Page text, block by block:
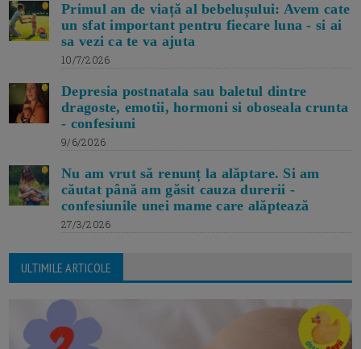
Primul an de viață al bebelușului: Avem cate
un sfat important pentru fiecare luna - si ai
sa vezi ca te va ajuta
10/7/2026
Depresia postnatala sau baletul dintre
dragoste, emotii, hormoni si oboseala crunta
- confesiuni
9/6/2026
Nu am vrut să renunț la alăptare. Si am
căutat până am găsit cauza durerii -
confesiunile unei mame care alăptează
27/3/2026
ULTIMILE ARTICOLE